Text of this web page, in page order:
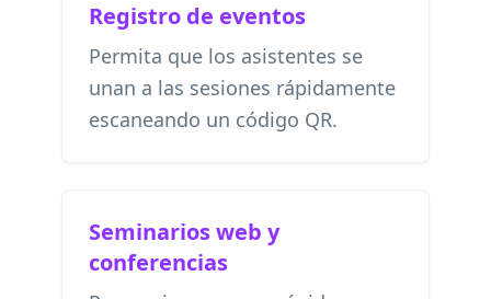
Registro de eventos
Permita que los asistentes se
unan a las sesiones rápidamente
escaneando un código QR.
Seminarios web y
conferencias